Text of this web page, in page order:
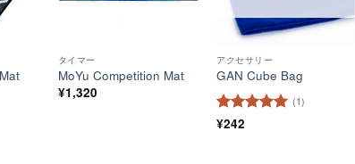
タイマー
MoYu Competition Mat
¥1,320
アクセサリー
GAN Cube Bag
5段階中
(1)
¥242